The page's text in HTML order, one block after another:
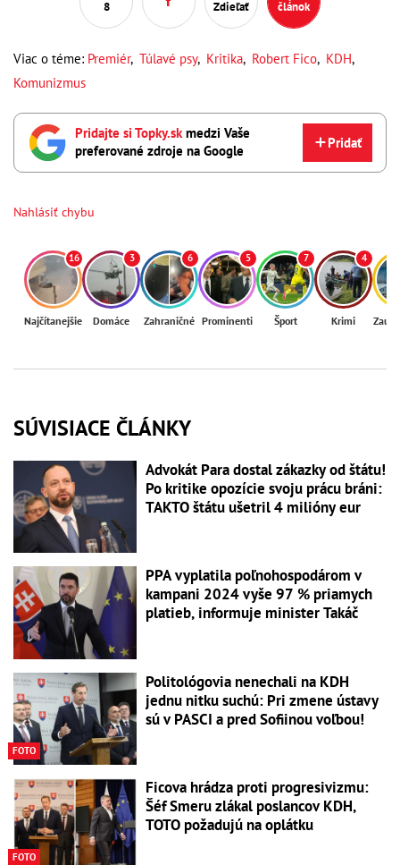
8 Zdieľať
článok
Viac o téme: Premiér, Túlavé psy, Kritika, Robert Fico, KDH,
Komunizmus
Pridajte si Topky.skmedzi Vaše
preferované zdroje na Google
Pridať
Nahlásiť chybu
16
Najčítanejšie
3
Domáce
6
Zahraničné
5
Prominenti
7
Šport
4
Krimi
SÚVISIACE ČLÁNKY
Advokát Para dostal zákazky od štátu!
Po kritike opozície svoju prácu bráni:
TAKTO štátu ušetril 4 milióny eur
PPA vyplatila poľnohospodárom v
kampani 2024 vyše 97 % priamych
platieb, informuje minister Takáč
FOTO
Politológovia nenechali na KDH
jednu nitku suchú: Pri zmene ústavy
sú v PASCI a pred Sofiinou voľbou!
FOTO
Ficova hrádza proti progresivizmu:
Šéf Smeru zlákal poslancov KDH,
TOTO požadujú na oplátku